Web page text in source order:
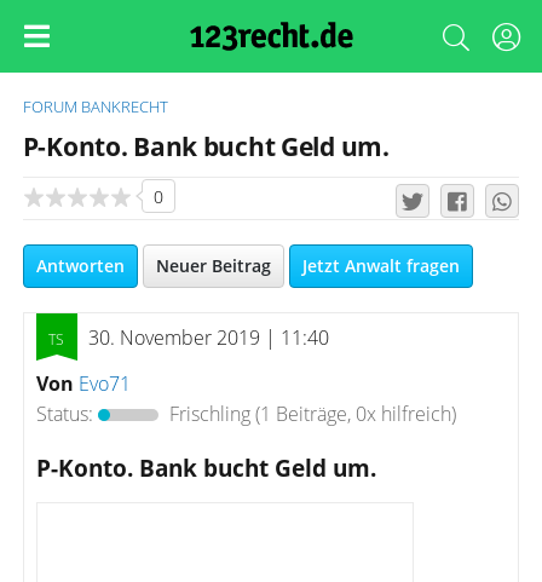
FORUM BANKRECHT
P-Konto. Bank bucht Geld um.
0
Antworten Neuer Beitrag Jetzt Anwalt fragen
30. November 2019 | 11:40
Von Evo71
Status:
Frischling(1 Beiträge, 0x hilfreich)
P-Konto. Bank bucht Geld um.